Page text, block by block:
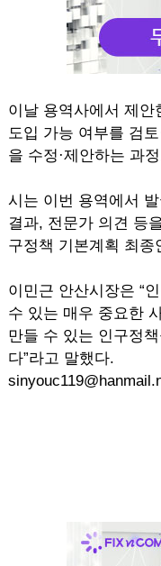
이날 용역사에서 제안
도입 가능 여부를 검
을 수정·제안하는 과
시는 이번 용역에서
결과, 전문가 의견 등
구정책 기본계획 최종
이민근 안산시장은 “
수 있는 매우 중요한
만들 수 있는 인구정
다”라고 말했다.